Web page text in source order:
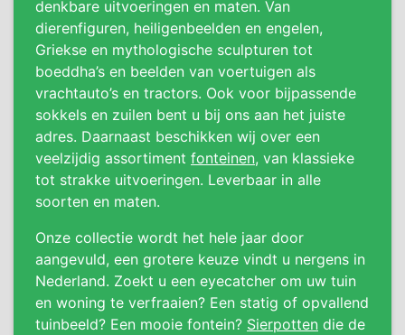
denkbare uitvoeringen en maten. Van
dierenfiguren, heiligenbeelden en engelen,
Griekse en mythologische sculpturen tot
boeddha’s en beelden van voertuigen als
vrachtauto’s en tractors. Ook voor bijpassende
sokkels en zuilen bent u bij ons aan het juiste
adres. Daarnaast beschikken wij over een
veelzijdig assortiment fonteinen, van klassieke
tot strakke uitvoeringen. Leverbaar in alle
soorten en maten.
Onze collectie wordt het hele jaar door
aangevuld, een grotere keuze vindt u nergens in
Nederland. Zoekt u een eyecatcher om uw tuin
en woning te verfraaien? Een statig of opvallend
tuinbeeld? Een mooie fontein? Sierpotten die de